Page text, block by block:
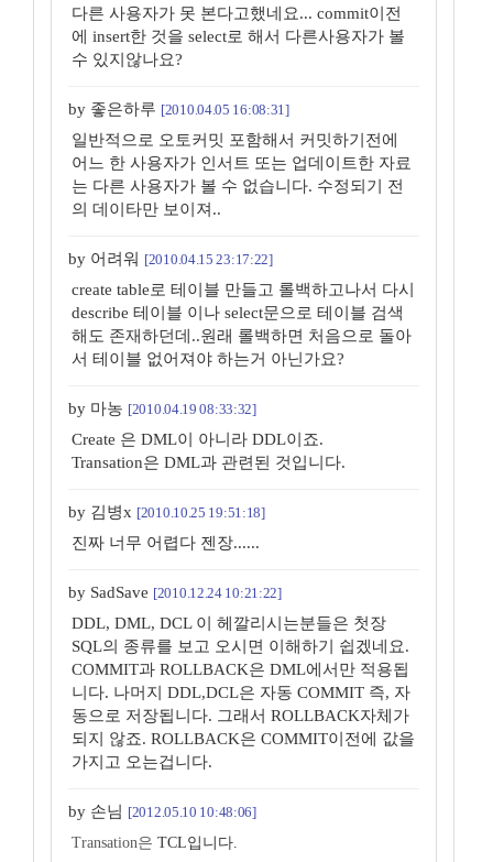
다른 사용자가 못 본다고했네요... commit이전
에 insert한 것을 select로 해서 다른사용자가 볼
수 있지않나요?
by 좋은하루 [2010.04.05 16:08:31]
일반적으로 오토커밋 포함해서 커밋하기전에
어느 한 사용자가 인서트 또는 업데이트한 자료
는 다른 사용자가 볼 수 없습니다. 수정되기 전
의 데이타만 보이져..
by 어려워 [2010.04.15 23:17:22]
create table로 테이블 만들고 롤백하고나서 다시
describe 테이블 이나 select문으로 테이블 검색
해도 존재하던데..원래 롤백하면 처음으로 돌아
서 테이블 없어져야 하는거 아닌가요?
by 마농 [2010.04.19 08:33:32]
Create 은 DML이 아니라 DDL이죠.
Transation은 DML과 관련된 것입니다.
by 김병x [2010.10.25 19:51:18]
진짜 너무 어렵다 젠장......
by SadSave [2010.12.24 10:21:22]
DDL, DML, DCL 이 헤깔리시는분들은 첫장
SQL의 종류를 보고 오시면 이해하기 쉽겠네요.
COMMIT과 ROLLBACK은 DML에서만 적용됩
니다. 나머지 DDL,DCL은 자동 COMMIT 즉, 자
동으로 저장됩니다. 그래서 ROLLBACK자체가
되지 않죠. ROLLBACK은 COMMIT이전에 값을
가지고 오는겁니다.
by 손님 [2012.05.10 10:48:06]
Transation은 TCL입니다.